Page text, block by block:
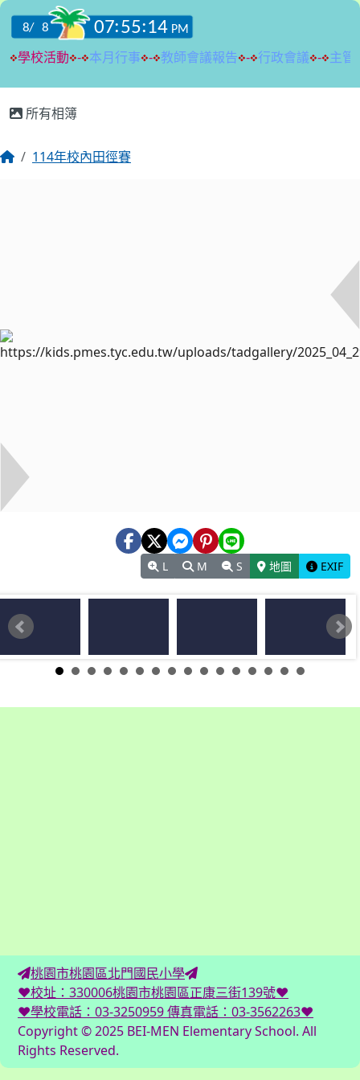
所有相簿
114年校內田徑賽
L M S 地圖 EXIF
桃園市桃園區北門國民小學
♥校址：330006桃園市桃園區正康三街139號♥
♥學校電話：03-3250959 傳真電話：03-3562263♥
Copyright © 2025 BEI-MEN Elementary School. All
Rights Reserved.